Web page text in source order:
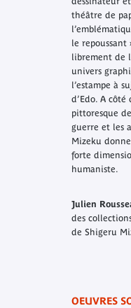
théâtre de
le repoussant
librement de
univers
l’estampe à
d’Edo. A
pittoresque
guerre et les
Mizeku
forte
humaniste.
Julien
des
de Shigeru
OEUVRES